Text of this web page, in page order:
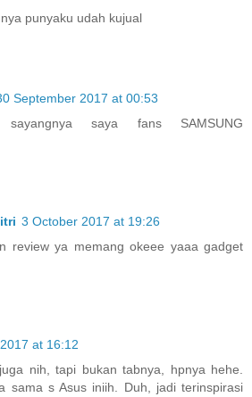
punyaku udah kujual
September 2017 at 00:53
sayangnya saya fans SAMSUNG
3 October 2017 at 19:26
review ya memang okeee yaaa gadget
at 16:12
nih, tapi bukan tabnya, hpnya hehe.
sama s Asus iniih. Duh, jadi terinspirasi